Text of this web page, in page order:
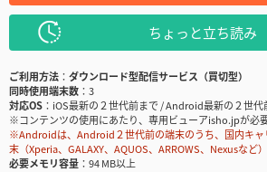
ちょっと立ち読み
ご利用方法
ダウンロード型配信サービス（買切型）
同時使用端末数
3
対応OS
iOS最新の２世代前まで / Android最新の２世代
※コンテンツの使用にあたり、専用ビューアisho.jpが必
※Androidは、Android２世代前の端末のうち、国内キャ
末（Xperia、GALAXY、AQUOS、ARROWS、Nexusなど
必要メモリ容量
94 MB以上